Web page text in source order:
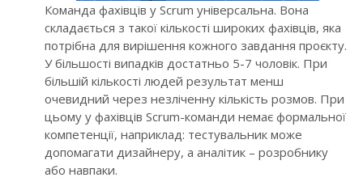
Команда фахівців у Scrum універсальна. Вона
складається з такої кількості широких фахівців, яка
потрібна для вирішення кожного завдання проєкту.
У більшості випадків достатньо 5-7 чоловік. При
більшій кількості людей результат менш
очевидний через незліченну кількість розмов. При
цьому у фахівців Scrum-команди немає формальної
компетенції, наприклад: тестувальник може
допомагати дизайнеру, а аналітик – розробнику
або навпаки.